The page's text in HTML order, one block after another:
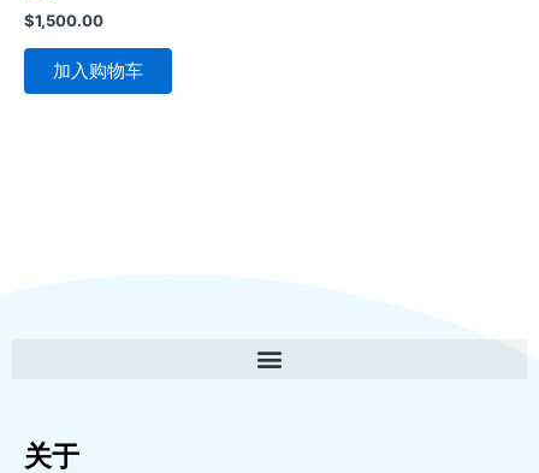
$1,500.00
加入购物车
关于